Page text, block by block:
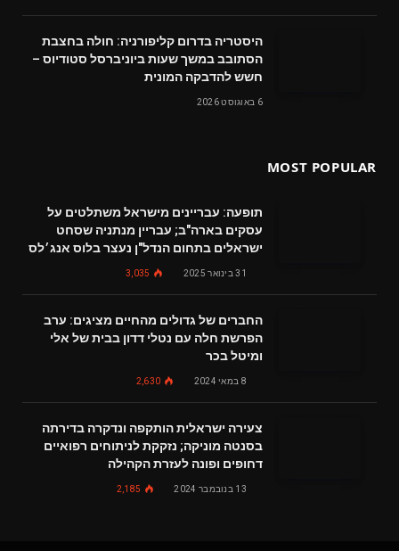
היסטריה בדרום קליפורניה: חולה בחצבת
הסתובב במשך שעות ביוניברסל סטודיוס –
חשש להדבקה המונית
6 באוגוסט 2026
MOST POPULAR
תופעה: עבריינים מישראל משתלטים על
עסקים בארה"ב; עבריין מנתניה שסחט
ישראלים בתחום הנדל"ן נעצר בלוס אנג׳לס
31 בינואר 2025 3,035
החברים של גדולים מהחיים מציגים: ערב
הפרשת חלה עם נטלי דדון בבית של אלי
ומיטל בכר
8 במאי 2024 2,630
צעירה ישראלית הותקפה ונדקרה בדירתה
בסנטה מוניקה; נזקקת לניתוחים רפואיים
דחופים ופונה לעזרת הקהילה
13 בנובמבר 2024 2,185